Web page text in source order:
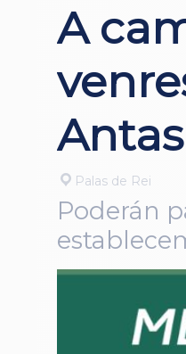
A
Palas de Rei
Poderán